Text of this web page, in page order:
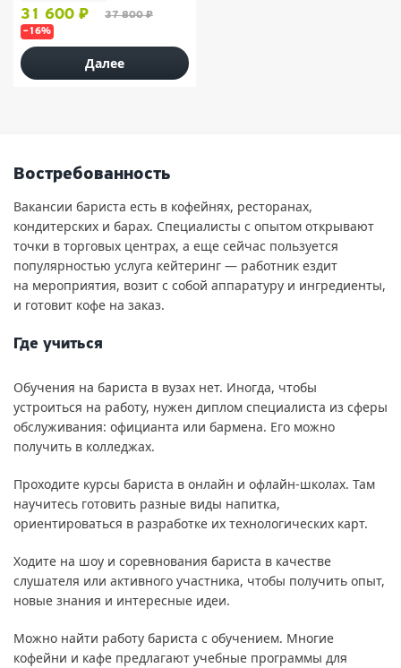
31 600 ₽ 37 800 ₽
–16%
Далее
Востребованность
Вакансии бариста есть в кофейнях, ресторанах,
кондитерских и барах. Специалисты с опытом открывают
точки в торговых центрах, а еще сейчас пользуется
популярностью услуга кейтеринг — работник ездит
на мероприятия, возит с собой аппаратуру и ингредиенты,
и готовит кофе на заказ.
Где учиться
Обучения на бариста в вузах нет. Иногда, чтобы
устроиться на работу, нужен диплом специалиста из сферы
обслуживания: официанта или бармена. Его можно
получить в колледжах.
Проходите курсы бариста в онлайн и офлайн-школах. Там
научитесь готовить разные виды напитка,
ориентироваться в разработке их технологических карт.
Ходите на шоу и соревнования бариста в качестве
слушателя или активного участника, чтобы получить опыт,
новые знания и интересные идеи.
Можно найти работу бариста с обучением. Многие
кофейни и кафе предлагают учебные программы для